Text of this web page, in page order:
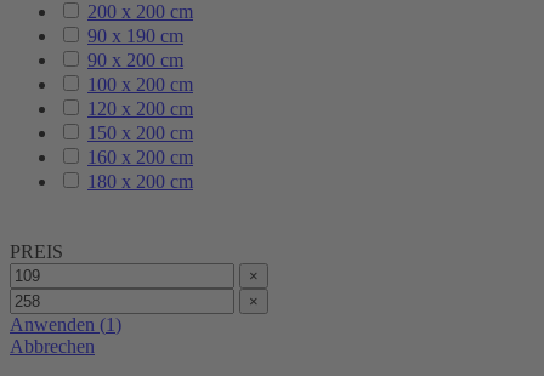
200 x 200 cm
90 x 190 cm
90 x 200 cm
100 x 200 cm
120 x 200 cm
150 x 200 cm
160 x 200 cm
180 x 200 cm
PREIS
×
×
Anwenden (1)
Abbrechen